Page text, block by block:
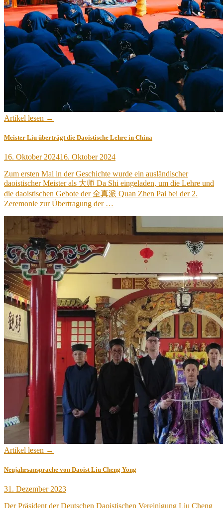
Artikel lesen →
Meister Liu überträgt die Daoistische Lehre in China
Veröffentlicht
16. Oktober 202416. Oktober 2024
Zum ersten Mal in der Geschichte wurde ein ausländischer
daoistischer Meister als 大师 Da Shi eingeladen, um die Lehre und
die daoistischen Gebote der 全真派 Quan Zhen Pai bei der 2.
Zeremonie zur Übertragung der …
Artikel lesen →
Neujahrsansprache von Daoist Liu Cheng Yong
Veröffentlicht
31. Dezember 2023
Der Präsident der Deutschen Daoistischen Vereinigung Liu Cheng